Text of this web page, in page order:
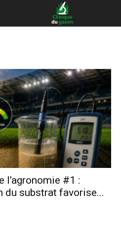
#1 :
du substrat favorise...